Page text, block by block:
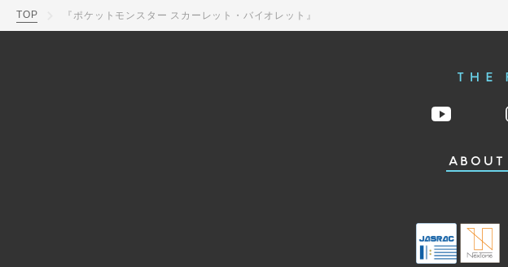
TOP 『ポケットモンスター スカーレット・バイオレット』
ABOUT